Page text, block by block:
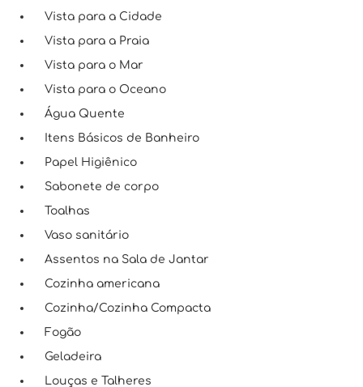
Vista para a Cidade
Vista para a Praia
Vista para o Mar
Vista para o Oceano
Água Quente
Itens Básicos de Banheiro
Papel Higiênico
Sabonete de corpo
Toalhas
Vaso sanitário
Assentos na Sala de Jantar
Cozinha americana
Cozinha/Cozinha Compacta
Fogão
Geladeira
Louças e Talheres